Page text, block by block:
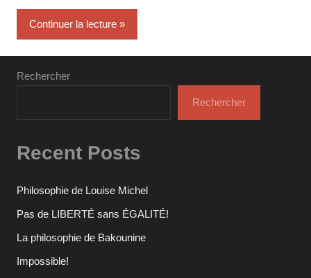
Continuer la lecture
Rechercher
Rechercher
Recent Posts
Philosophie de Louise Michel
Pas de LIBERTÉ sans ÉGALITÉ!
La philosophie de Bakounine
Impossible!